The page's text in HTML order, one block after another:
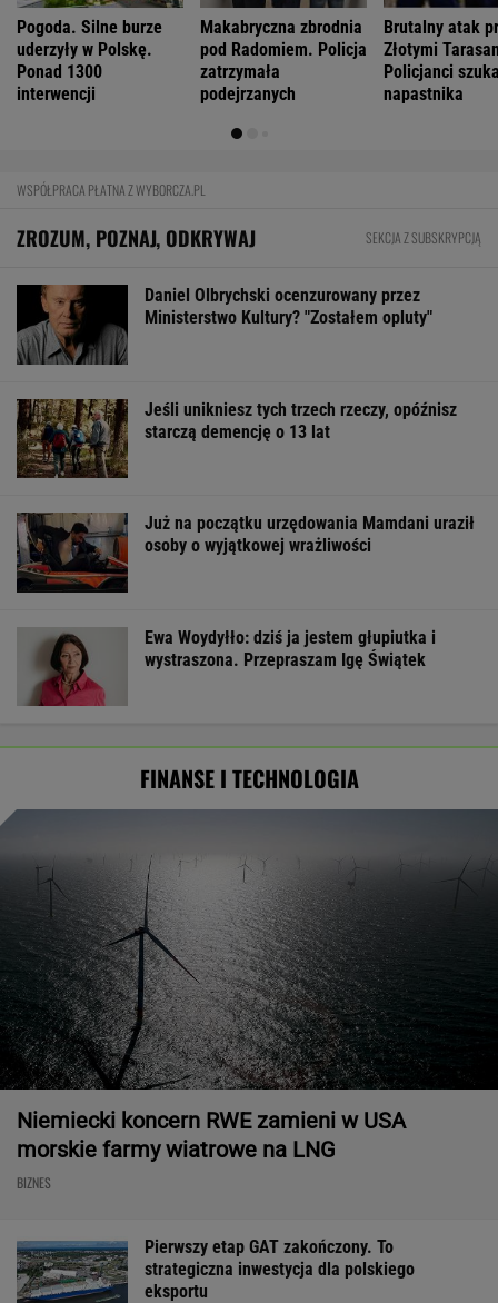
Pogoda. Silne burze
uderzyły w Polskę.
Ponad 1300
interwencji
Makabryczna zbrodnia
pod Radomiem. Policja
zatrzymała
podejrzanych
Brutalny atak
Złotymi
Policjanci
napastnika
WSPÓŁPRACA PŁATNA Z WYBORCZA.PL
ZROZUM, POZNAJ, ODKRYWAJ SEKCJA Z SUBSKRYPCJĄ
Daniel Olbrychski ocenzurowany przez
Ministerstwo Kultury? "Zostałem opluty"
Jeśli unikniesz tych trzech rzeczy, opóźnisz
starczą demencję o 13 lat
Już na początku urzędowania Mamdani uraził
osoby o wyjątkowej wrażliwości
Ewa Woydyłło: dziś ja jestem głupiutka i
wystraszona. Przepraszam Igę Świątek
FINANSE I TECHNOLOGIA
Niemiecki koncern RWE zamieni w USA
morskie farmy wiatrowe na LNG
BIZNES
Pierwszy etap GAT zakończony. To
strategiczna inwestycja dla polskiego
eksportu